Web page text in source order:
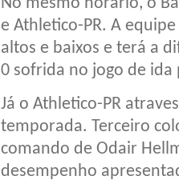
e Athletico-PR. A
altos e baixos e terá a
0 sofrida no jogo de ida
Já o Athletico-PR
temporada. Terceiro
comando de Odair
desempenho